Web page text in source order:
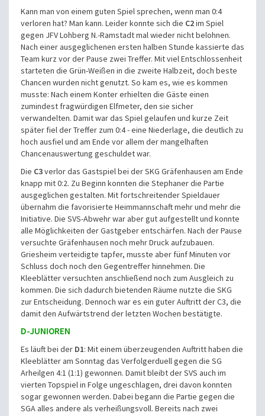
Kann man von einem guten Spiel sprechen, wenn man 0:4
verloren hat? Man kann. Leider konnte sich die C2im Spiel
gegen JFV Lohberg N.-Ramstadt mal wieder nicht belohnen.
Nach einer ausgeglichenen ersten halben Stunde kassierte das
Team kurz vor der Pause zwei Treffer. Mit viel Entschlossenheit
starteten die Grün-Weißen in die zweite Halbzeit, doch beste
Chancen wurden nicht genutzt. So kam es, wie es kommen
musste: Nach einem Konter erhielten die Gäste einen
zumindest fragwürdigen Elfmeter, den sie sicher
verwandelten. Damit war das Spiel gelaufen und kurze Zeit
später fiel der Treffer zum 0:4 - eine Niederlage, die deutlich zu
hoch ausfiel und am Ende vor allem der mangelhaften
Chancenauswertung geschuldet war.
Die C3verlor das Gastspiel bei der SKG Gräfenhausen am Ende
knapp mit 0:2. Zu Beginn konnten die Stephaner die Partie
ausgeglichen gestalten. Mit fortschreitender Spieldauer
übernahm die favorisierte Heimmannschaft mehr und mehr die
Initiative. Die SVS-Abwehr war aber gut aufgestellt und konnte
alle Möglichkeiten der Gastgeber entschärfen. Nach der Pause
versuchte Gräfenhausen noch mehr Druck aufzubauen.
Griesheim verteidigte tapfer, musste aber fünf Minuten vor
Schluss doch noch den Gegentreffer hinnehmen. Die
Kleeblätter versuchten anschließend noch zum Ausgleich zu
kommen. Die sich dadurch bietenden Räume nutzte die SKG
zur Entscheidung. Dennoch war es ein guter Auftritt der C3, die
damit den Aufwärtstrend der letzten Wochen bestätigte.
D-JUNIOREN
Es läuft bei der D1: Mit einem überzeugenden Auftritt haben die
Kleeblätter am Sonntag das Verfolgerduell gegen die SG
Arheilgen 4:1 (1:1) gewonnen. Damit bleibt der SVS auch im
vierten Topspiel in Folge ungeschlagen, drei davon konnten
sogar gewonnen werden. Dabei begann die Partie gegen die
SGA alles andere als verheißungsvoll. Bereits nach zwei